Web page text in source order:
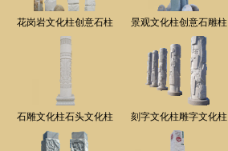
花岗岩文化柱创意石柱 景观文化柱创意石雕柱
石雕文化柱石头文化柱 刻字文化柱雕字文化柱